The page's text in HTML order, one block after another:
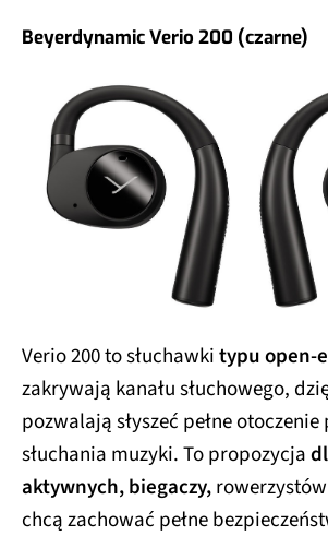
Beyerdynamic Verio 200 (czarne)
Verio 200 to słuchawkitypu open-
zakrywają kanału słuchowego,
pozwalają słyszeć pełne
słuchania muzyki. To propozycja
aktywnych, biegaczy,
chcą zachować pełne